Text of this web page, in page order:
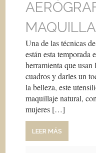
Una de las técnicas
están esta temporada
herramienta que usan
cuadros y darles un
la belleza, este
maquillaje natural,
mujeres […]
LEER MÁS